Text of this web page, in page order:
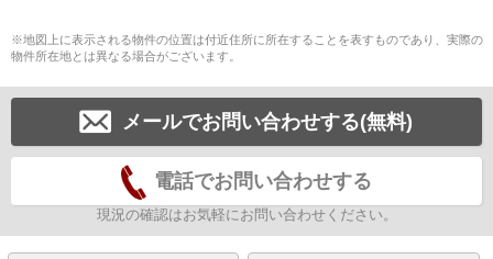
※地図上に表示される物件の位置は付近住所に所在することを表すものであり、実際の
物件所在地とは異なる場合がございます。
メールでお問い合わせする(無料)
電話でお問い合わせする
現況の確認はお気軽にお問い合わせください。